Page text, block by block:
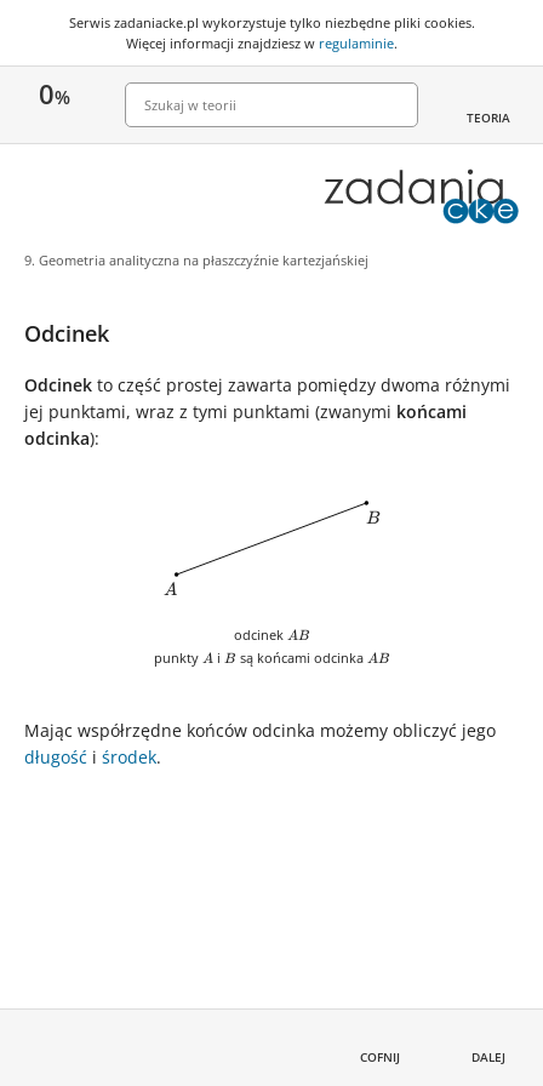
Serwis zadaniacke.pl wykorzystuje tylko niezbędne pliki cookies.
Więcej informacji znajdziesz w regulaminie.
0%
TEORIA
9. Geometria analityczna na płaszczyźnie kartezjańskiej
Odcinek
Odcinek to część prostej zawarta pomiędzy dwoma różnymi
jej punktami, wraz z tymi punktami (zwanymi końcami
odcinka):
A
A
B
B
odcinek AB
AB
punkty A
Ai B
B są końcami odcinka AB
AB
Mając współrzędne końców odcinka możemy obliczyć jego
długość i środek.
COFNIJ DALEJ